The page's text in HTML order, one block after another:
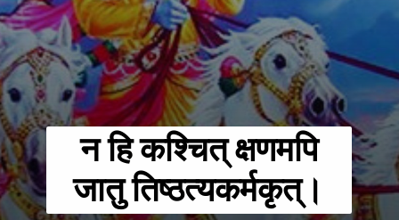
न हि कश्चित् क्षणमपि
जातु तिष्ठत्यकर्मकृत्।